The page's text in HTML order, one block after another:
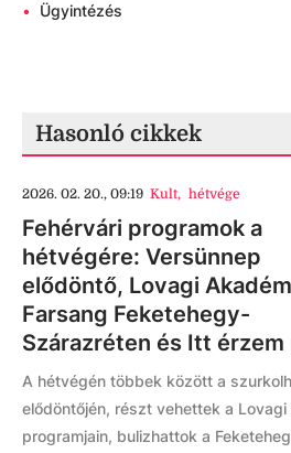
• Ügyintézés
Hasonló cikkek
2026. 02. 20., 09:19 Kult, hétvége
Fehérvári programok a
hétvégére: Versünnep
elődöntő, Lovagi
Farsang Feketehegy-
Szárazréten és Itt
A hétvégén többek között a
elődöntőjén, részt vehettek a Lovagi
programjain, bulizhattok a